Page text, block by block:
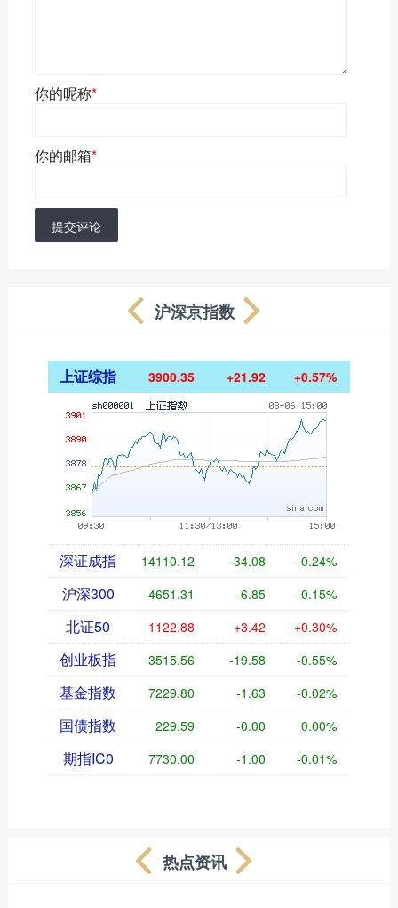
你的昵称*
你的邮箱*
提交评论
沪深京指数
上证综指 3900.35 +21.92 +0.57%
深证成指 14110.12 -34.08 -0.24%
沪深300 4651.31 -6.85 -0.15%
北证50 1122.88 +3.42 +0.30%
创业板指 3515.56 -19.58 -0.55%
基金指数 7229.80 -1.63 -0.02%
国债指数 229.59 -0.00 0.00%
期指IC0 7730.00 -1.00 -0.01%
热点资讯